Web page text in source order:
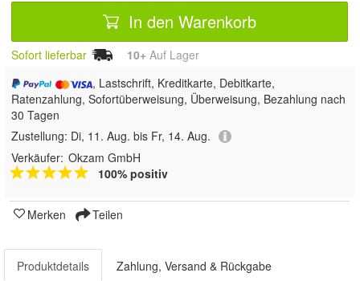
In den Warenkorb
Sofort lieferbar 10+ Auf Lager
, Lastschrift, Kreditkarte, Debitkarte,
Ratenzahlung, Sofortüberweisung, Überweisung, Bezahlung nach
30 Tagen
Zustellung: Di, 11. Aug. bis Fr, 14. Aug.
Verkäufer: Okzam GmbH
100% positiv
Merken Teilen
Produktdetails Zahlung, Versand & Rückgabe